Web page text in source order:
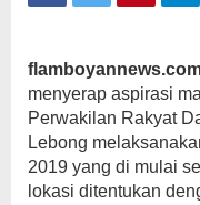
menyerap aspirasi
Perwakilan Rakyat
Lebong
2019 yang di mulai
lokasi ditentukan